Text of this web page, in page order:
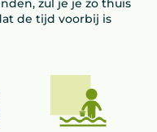
zul je je zo thuis
de tijd voorbij is